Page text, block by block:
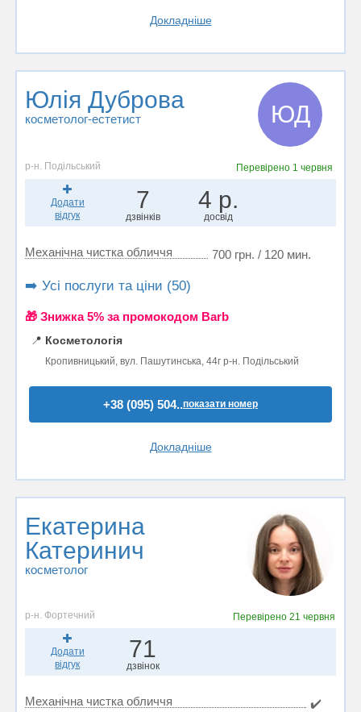
Докладніше
Юлія Дуброва
косметолог-естетист ЮД
р-н. Подільський Перевірено 1 червня
Додати
відгук
7
дзвінків
4 р.
досвід
Механічна чистка обличчя 700 грн. / 120 мин.
➡️ Усі послуги та ціни (50)
🎁 Знижка 5% за промокодом Barb
📍 Косметологія
Кропивницький, вул. Пашутинська, 44г р-н. Подільський
+38 (095) 504..показати номер
Докладніше
Екатерина
Катеринич
косметолог
р-н. Фортечний Перевірено21 червня
Додати
відгук
71
дзвінок
Механічна чистка обличчя ✔️